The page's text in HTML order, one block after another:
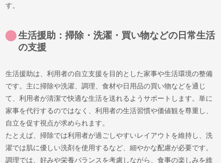
す。
生活援助：掃除・洗濯・買い物などの日常生活
の支援
生活援助は、利用者の自立支援を目的とした家事や生活環境の整備
です。主に掃除や洗濯、調理、食材や日用品の買い物などを通じ
て、利用者が清潔で快適な生活を送れるようサポートします。単に
家事を代行するのではなく、利用者の生活習慣や価値観を尊重し、
自立を促す視点が求められます。
たとえば、掃除では利用者が過ごしやすいレイアウトを維持し、洗
濯では肌に優しい洗剤を使用するなど、細やかな配慮が必要です。
調理では、好みや栄養バランスを考慮しながら、食事の楽しみを維